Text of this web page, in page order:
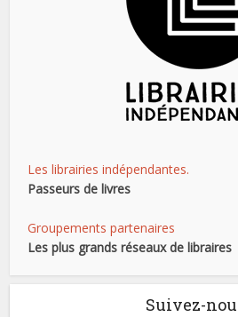
Les librairies indépendantes.
Passeurs de livres
Groupements partenaires
Les plus grands réseaux de libraires
Suivez-